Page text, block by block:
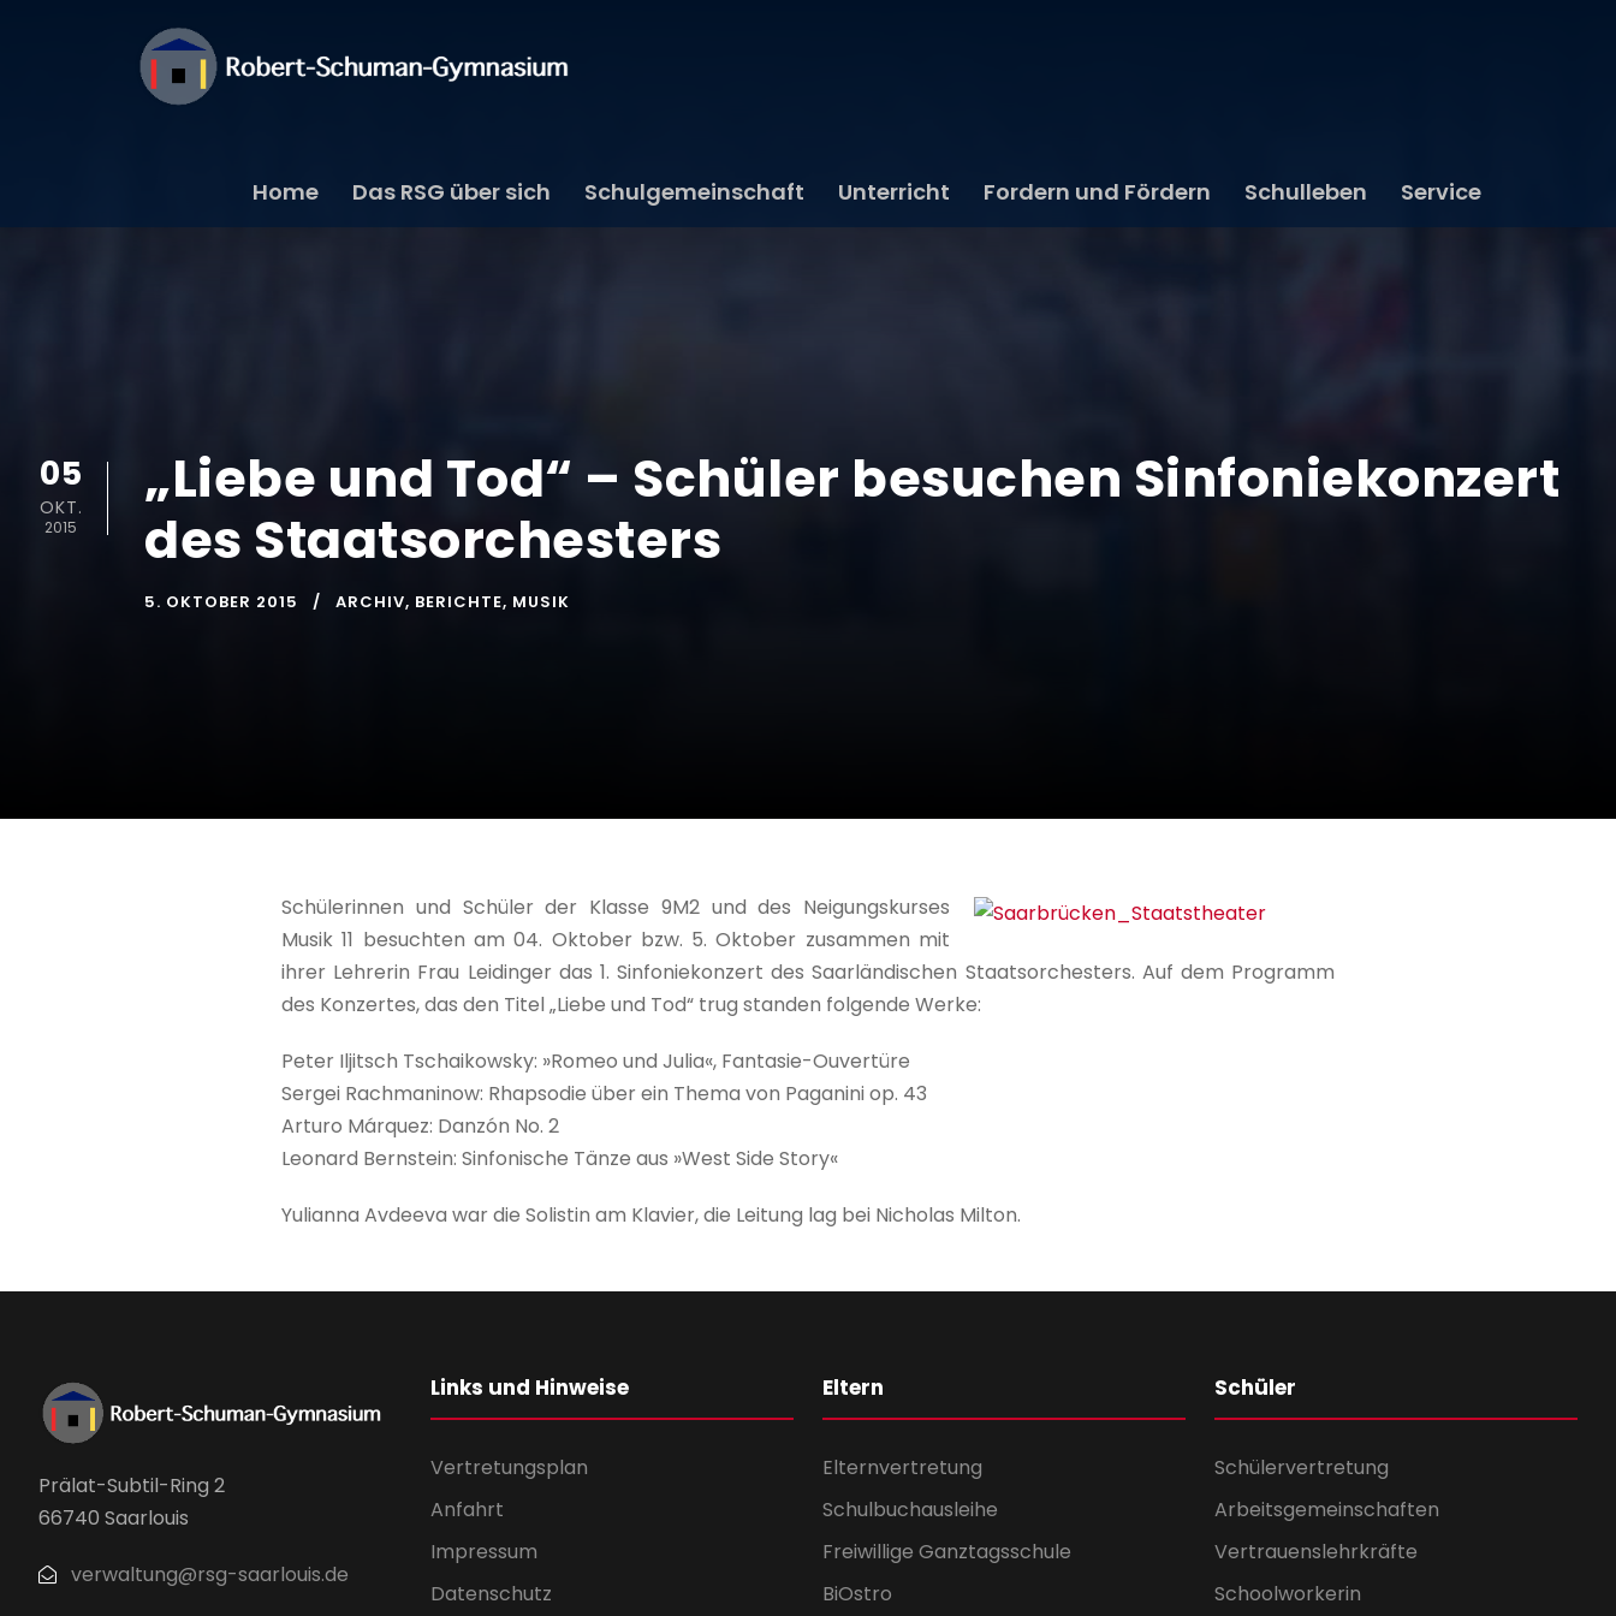
Home Das RSG über sich Schulgemeinschaft Unterricht Fordern und Fördern Schulleben Service
05
OKT.
2015
„Liebe und Tod“ – Schüler besuchen Sinfoniekonzert
des Staatsorchesters
5. OKTOBER 2015 ARCHIV, BERICHTE, MUSIK
Schülerinnen und Schüler der Klasse 9M2 und des Neigungskurses
Musik 11 besuchten am 04. Oktober bzw. 5. Oktober zusammen mit
ihrer Lehrerin Frau Leidinger das 1. Sinfoniekonzert des Saarländischen Staatsorchesters. Auf dem Programm
des Konzertes, das den Titel „Liebe und Tod“ trug standen folgende Werke:
Peter Iljitsch Tschaikowsky: »Romeo und Julia«, Fantasie-Ouvertüre
Sergei Rachmaninow: Rhapsodie über ein Thema von Paganini op. 43
Arturo Márquez: Danzón No. 2
Leonard Bernstein: Sinfonische Tänze aus »West Side Story«
Yulianna Avdeeva war die Solistin am Klavier, die Leitung lag bei Nicholas Milton.
Prälat-Subtil-Ring 2
66740 Saarlouis
verwaltung@rsg-saarlouis.de
Links und Hinweise
Vertretungsplan
Anfahrt
Impressum
Datenschutz
Eltern
Elternvertretung
Schulbuchausleihe
Freiwillige Ganztagsschule
BiOstro
Schüler
Schülervertretung
Arbeitsgemeinschaften
Vertrauenslehrkräfte
Schoolworkerin